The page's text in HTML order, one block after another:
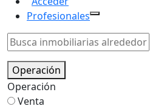
Profesionales
Operación
Operación
Venta